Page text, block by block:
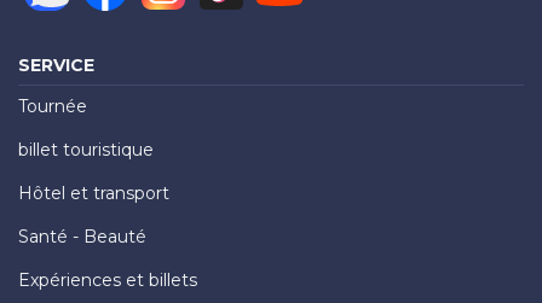
SERVICE
Tournée
billet touristique
Hôtel et transport
Santé - Beauté
Expériences et billets